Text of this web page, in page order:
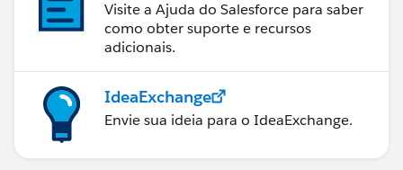
Visite a Ajuda do Salesforce para saber
como obter suporte e recursos
adicionais.
IdeaExchange
Envie sua ideia para o IdeaExchange.